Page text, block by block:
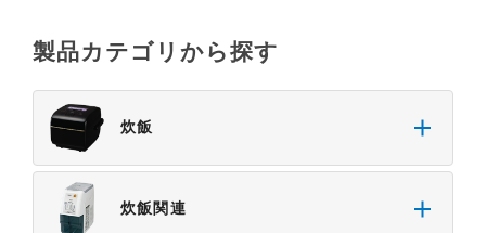
かじめご了承ください。
安全であること。
・掲載された情報が常に最新のものであること。
・本サイトをご利用になったこと、またはご利用に
なれなかったことにより生じる一切の損害。
・予告なしにサーバーの停止、本サービスの変更ま
製品カテゴリから探す
炊飯
炊飯関連